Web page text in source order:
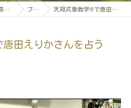
大阪市北区の占いなら「易占元舖かんじんや」 ブログ 天翔式象数学®で唐田えりかさんを占う
田えりかさんを占う